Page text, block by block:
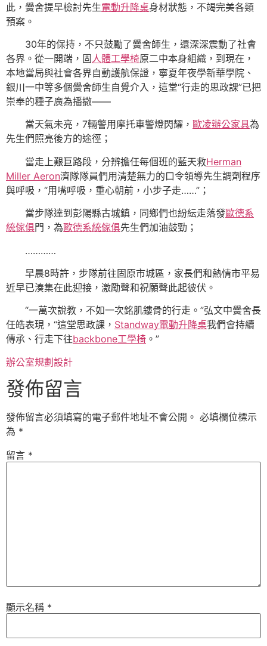
此，黌舍提早檢討先生電動升降桌身材狀態，不竭完美各類
預案。
30年的保持，不只鼓勵了黌舍師生，還深深震動了社會
各界。從一開端，固人體工學椅原二中本身組織，到現在，
本地當局與社會各界自動護航保證，寧夏年夜學新華學院、
銀川一中等多個黌舍師生自覺介入，這堂“行走的思政課”已把
崇奉的種子廣為播撒——
當天氣未亮，7輛警用摩托車警燈閃耀， 歐凌辦公家具為
先生們照亮後方的途徑；
當走上艱巨路段，分辨擔任每個班的藍天救Herman
Miller Aeron濟隊隊員們用清楚無力的口令領導先生調劑程序
與呼吸，“用嘴呼吸，重心朝前，小步子走……”；
當步隊達到彭陽縣古城鎮，同鄉們也紛紜走落發歐德系
統傢俱門，為歐德系統傢俱先生們加油鼓勁；
…………
早晨8時許，步隊前往固原市城區，家長們和熱情市平易
近早已湊集在此迎接，激勵聲和祝願聲此起彼伏。
“一萬次說教，不如一次銘肌鏤骨的行走。”弘文中黌舍長
任皓表現，“這堂思政課， Standway電動升降桌我們會持續
傳承、行走下往backbone工學椅 。”
辦公室規劃設計
發佈留言
發佈留言必須填寫的電子郵件地址不會公開。 必填欄位標示
為 *
留言 *
顯示名稱 *